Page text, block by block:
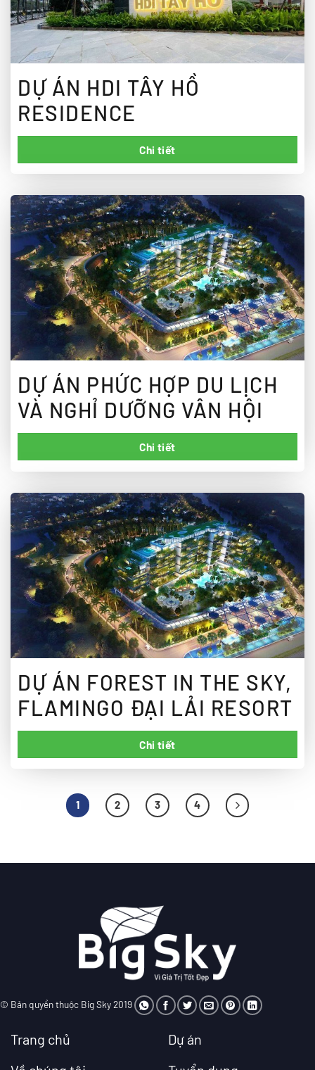
DỰ ÁN HDI TÂY HỒ
RESIDENCE
Chi tiết
DỰ ÁN PHỨC HỢP DU LỊCH
VÀ NGHỈ DƯỠNG VÂN HỘI
Chi tiết
DỰ ÁN FOREST IN THE SKY,
FLAMINGO ĐẠI LẢI RESORT
Chi tiết
1 2 3 4
© Bản quyền thuộc Big Sky 2019
Trang chủ
Dự án